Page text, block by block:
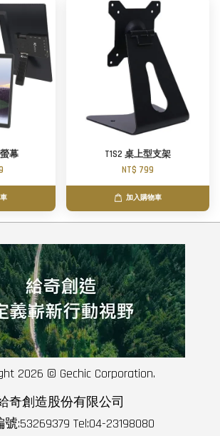
幕
T1S2 桌上型支架
NT$ 799
加入購物車
2026 © Gechic Corporation.
奇創造股份有限公司
:53269379 Tel:04-23198080